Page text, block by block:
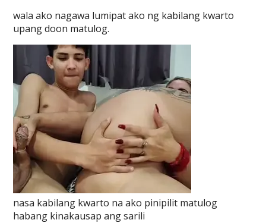
wala ako nagawa lumipat ako ng kabilang kwarto
upang doon matulog.
nasa kabilang kwarto na ako pinipilit matulog
habang kinakausap ang sarili